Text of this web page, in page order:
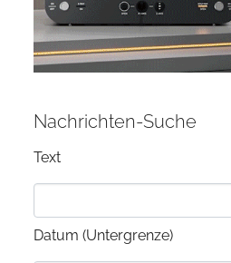
Nachrichten-Suche
Text
Datum (Untergrenze)